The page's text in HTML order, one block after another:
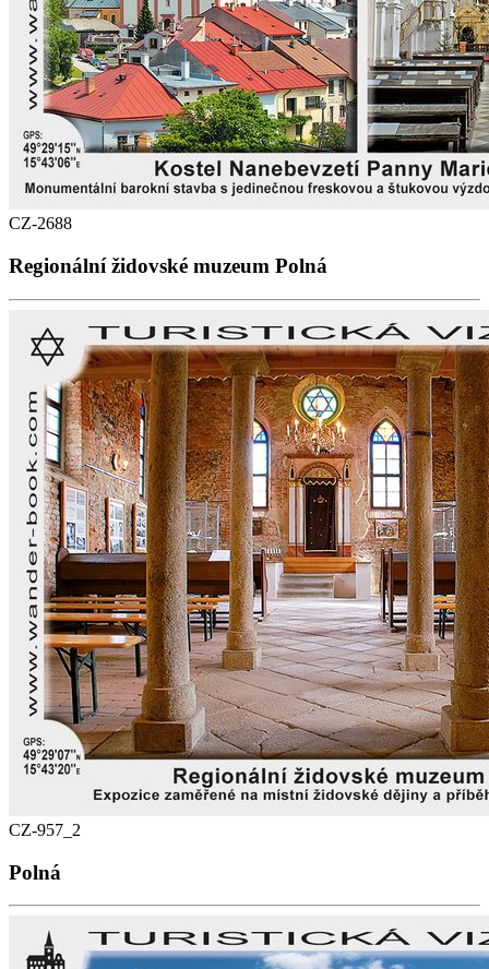
CZ-2688
Regionální židovské muzeum Polná
CZ-957_2
Polná